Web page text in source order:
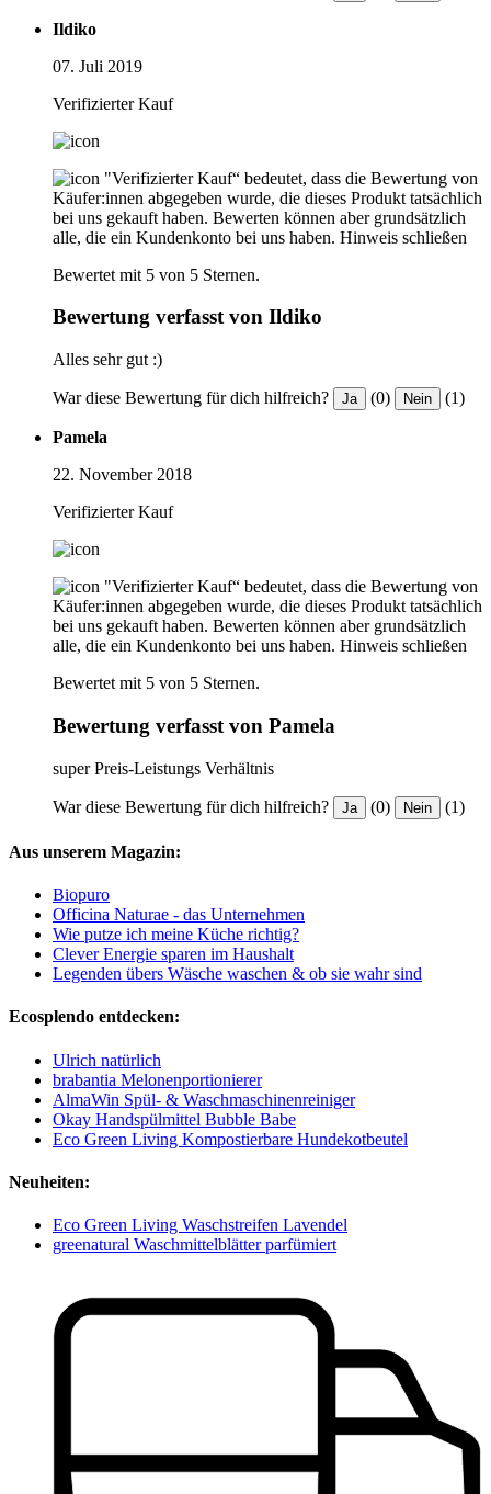
Ildiko
07. Juli 2019
Verifizierter Kauf
"Verifizierter Kauf“ bedeutet, dass die Bewertung von
Käufer:innen abgegeben wurde, die dieses Produkt tatsächlich
bei uns gekauft haben. Bewerten können aber grundsätzlich
alle, die ein Kundenkonto bei uns haben. Hinweis schließen
Bewertet mit 5 von 5 Sternen.
Bewertung verfasst von Ildiko
Alles sehr gut :)
War diese Bewertung für dich hilfreich? Ja (0) Nein (1)
Pamela
22. November 2018
Verifizierter Kauf
"Verifizierter Kauf“ bedeutet, dass die Bewertung von
Käufer:innen abgegeben wurde, die dieses Produkt tatsächlich
bei uns gekauft haben. Bewerten können aber grundsätzlich
alle, die ein Kundenkonto bei uns haben. Hinweis schließen
Bewertet mit 5 von 5 Sternen.
Bewertung verfasst von Pamela
super Preis-Leistungs Verhältnis
War diese Bewertung für dich hilfreich? Ja (0) Nein (1)
Aus unserem Magazin:
Biopuro
Officina Naturae - das Unternehmen
Wie putze ich meine Küche richtig?
Clever Energie sparen im Haushalt
Legenden übers Wäsche waschen & ob sie wahr sind
Ecosplendo entdecken:
Ulrich natürlich
brabantia Melonenportionierer
AlmaWin Spül- & Waschmaschinenreiniger
Okay Handspülmittel Bubble Babe
Eco Green Living Kompostierbare Hundekotbeutel
Neuheiten:
Eco Green Living Waschstreifen Lavendel
greenatural Waschmittelblätter parfümiert